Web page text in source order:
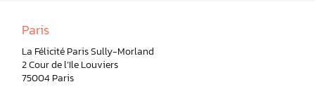
Paris
La Félicité Paris Sully-Morland
2 Cour de l’Ile Louviers
75004 Paris